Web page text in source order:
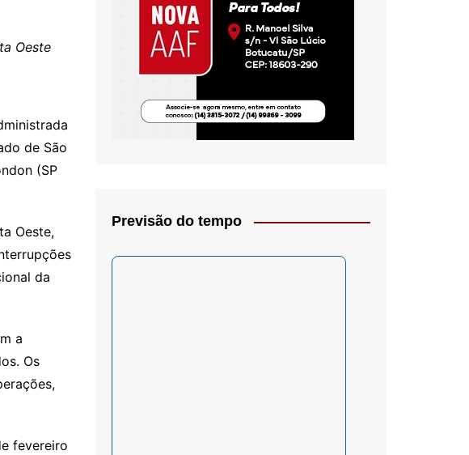
Oscar D’Ambrosio- Crítica
Érick Facioli
Carlos Ramos
Juliana Martini – Psicologia
Infantil
Oeste
de São
(SP
Oeste,
da
a
Os
fevereiro
Previsão do tempo